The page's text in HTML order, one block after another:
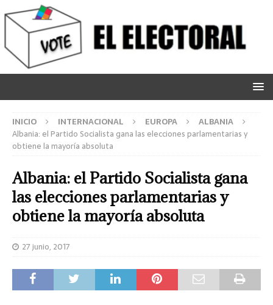
INICIO INTERNACIONAL EUROPA
ALBANIA
Albania: el Partido Socialista gana las elecciones parlamentarias y
obtiene la mayoría absoluta
Albania: el Partido Socialista gana
las elecciones parlamentarias y
obtiene la mayoría absoluta
27 junio, 2017